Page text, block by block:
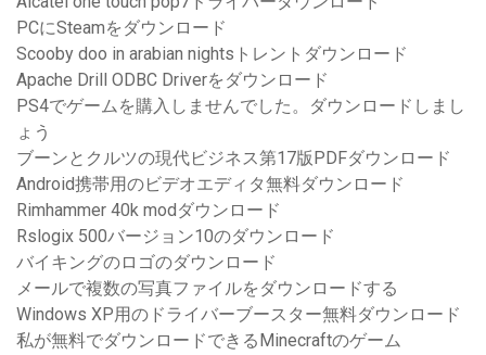
PCにSteamをダウンロード
Scooby doo in arabian nightsトレントダウンロード
Apache Drill ODBC Driverをダウンロード
PS4でゲームを購入しませんでした。ダウンロードしまし
ょう
ブーンとクルツの現代ビジネス第17版PDFダウンロード
Android携帯用のビデオエディタ無料ダウンロード
Rimhammer 40k modダウンロード
Rslogix 500バージョン10のダウンロード
バイキングのロゴのダウンロード
メールで複数の写真ファイルをダウンロードする
Windows XP用のドライバーブースター無料ダウンロード
私が無料でダウンロードできるMinecraftのゲーム